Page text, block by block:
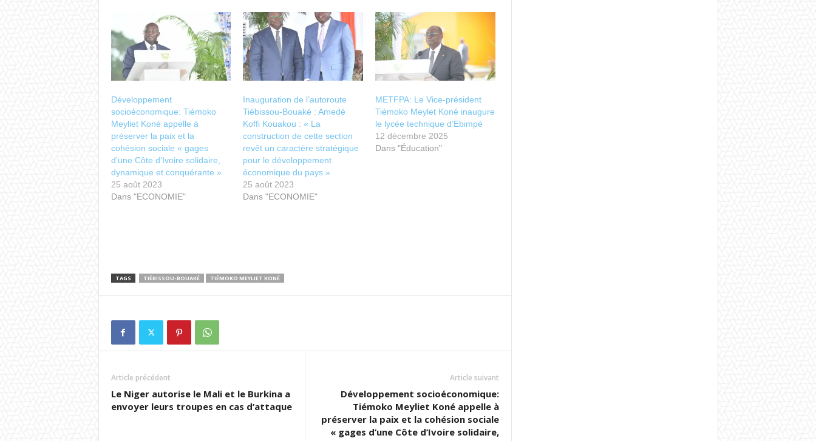
Développement
socioéconomique: Tiémoko
Meyliet Koné appelle à
préserver la paix et la
cohésion sociale « gages
d’une Côte d’Ivoire solidaire,
dynamique et conquérante »
25 août 2023
Dans "ECONOMIE"
Inauguration de l’autoroute
Tiébissou-Bouaké : Amedé
Koffi Kouakou : « La
construction de cette section
revêt un caractère stratégique
pour le développement
économique du pays »
25 août 2023
Dans "ECONOMIE"
METFPA: Le Vice-président
Tiémoko Meylet Koné inaugure
le lycée technique d’Ebimpé
12 décembre 2025
Dans "Éducation"
TAGS TIÉBISSOU-BOUAKÉ TIÉMOKO MEYLIET KONÉ
Article précédent
Le Niger autorise le Mali et le Burkina a
envoyer leurs troupes en cas d’attaque
Article suivant
Développement socioéconomique:
Tiémoko Meyliet Koné appelle à
préserver la paix et la cohésion sociale
« gages d’une Côte d’Ivoire solidaire,